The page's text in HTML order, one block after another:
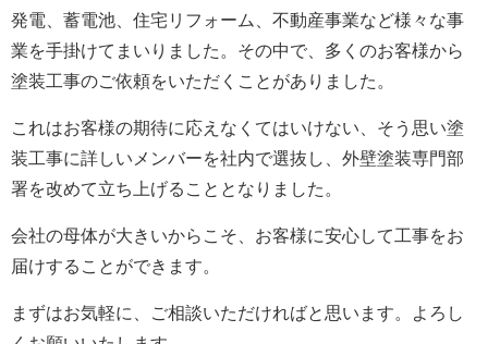
発電、蓄電池、住宅リフォーム、不動産事業など様々な事
業を手掛けてまいりました。 その中で、多くのお客様から
塗装工事のご依頼をいただくことがありました。
これはお客様の期待に応えなくてはいけない、そう思い塗
装工事に詳しいメンバーを社内で選抜し、外壁塗装専門部
署を改めて立ち上げることとなりました。
会社の母体が大きいからこそ、お客様に安心して工事をお
届けすることができます。
まずはお気軽に、ご相談いただければと思います。よろし